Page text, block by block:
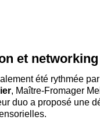
et networking
été rythmée
, Maître-Fromager
duo a proposé une